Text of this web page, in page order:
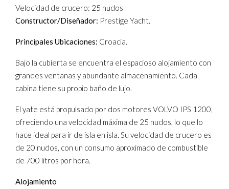
Velocidad de crucero: 25 nudos
Constructor/Diseñador: Prestige Yacht.
Principales Ubicaciones: Croacia.
Bajo la cubierta se encuentra el espacioso alojamiento con
grandes ventanas y abundante almacenamiento. Cada
cabina tiene su propio baño de lujo.
El yate está propulsado por dos motores VOLVO IPS 1200,
ofreciendo una velocidad máxima de 25 nudos, lo que lo
hace ideal para ir de isla en isla. Su velocidad de crucero es
de 20 nudos, con un consumo aproximado de combustible
de 700 litros por hora.
Alojamiento